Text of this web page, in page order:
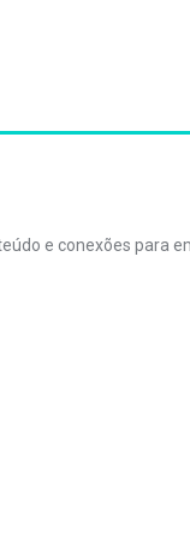
e conexões para